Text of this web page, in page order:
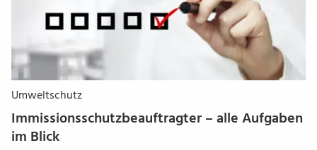
Umweltschutz
Immissionsschutzbeauftragter – alle Aufgaben
im Blick